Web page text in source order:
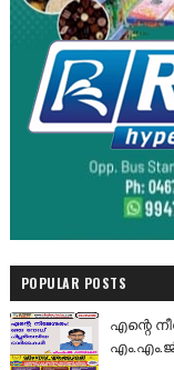
POPULAR POSTS
എന്റെ